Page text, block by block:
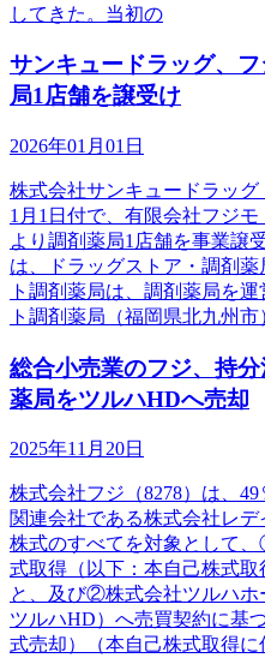
してきた。当初の
サンキュードラッグ、
局1店舗を譲受け
2026年01月01日
株式会社サンキュードラッ
1月1日付で、有限会社フジモ
より調剤薬局1店舗を事業譲
は、ドラッグストア・調剤
ト調剤薬局は、調剤薬局を
ト調剤薬局（福岡県北九州市
総合小売業のフジ、持
薬局をツルハHDへ売却
2025年11月20日
株式会社フジ（8278）は、
関連会社である株式会社レ
株式のすべてを対象として
式取得（以下：本自己株式
と、及び②株式会社ツルハホ
ツルハHD）へ売買契約に基
式売却）（本自己株式取得